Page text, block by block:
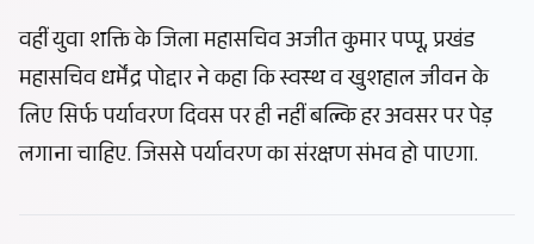
वहीं युवा शक्ति के जिला महासचिव अजीत कुमार पप्पू, प्रखंड
महासचिव धर्मेंद्र पोद्दार ने कहा कि स्वस्थ व खुशहाल जीवन के
लिए सिर्फ पर्यावरण दिवस पर ही नहीं बल्कि हर अवसर पर पेड़
लगाना चाहिए. जिससे पर्यावरण का संरक्षण संभव हो पाएगा.